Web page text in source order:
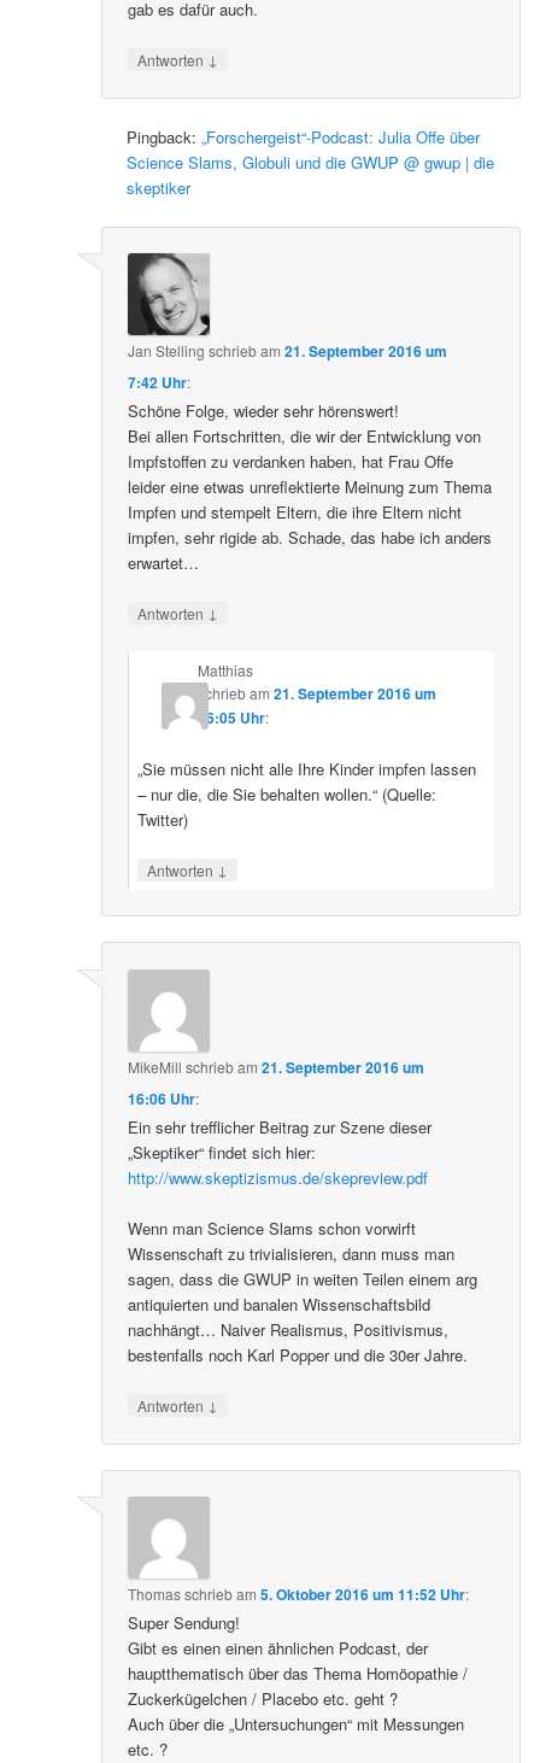
gab es dafür auch.
Antworten ↓
Pingback:„Forschergeist“-Podcast: Julia Offe über
Science Slams, Globuli und die GWUP @ gwup | die
skeptiker
Jan Stelling schriebam21. September 2016 um
7:42 Uhr:
Schöne Folge, wieder sehr hörenswert!
Bei allen Fortschritten, die wir der Entwicklung von
Impfstoffen zu verdanken haben, hat Frau Offe
leider eine etwas unreflektierte Meinung zum Thema
Impfen und stempelt Eltern, die ihre Eltern nicht
impfen, sehr rigide ab. Schade, das habe ich anders
erwartet…
Antworten ↓
Matthias
schriebam 21. September 2016 um
16:05 Uhr:
„Sie müssen nicht alle Ihre Kinder impfen lassen
– nur die, die Sie behalten wollen.“ (Quelle:
Twitter)
Antworten ↓
MikeMill schriebam21. September 2016 um
16:06 Uhr:
Ein sehr trefflicher Beitrag zur Szene dieser
„Skeptiker“ findet sich hier:
http://www.skeptizismus.de/skepreview.pdf
Wenn man Science Slams schon vorwirft
Wissenschaft zu trivialisieren, dann muss man
sagen, dass die GWUP in weiten Teilen einem arg
antiquierten und banalen Wissenschaftsbild
nachhängt… Naiver Realismus, Positivismus,
bestenfalls noch Karl Popper und die 30er Jahre.
Antworten ↓
Thomasschriebam5. Oktober 2016 um 11:52 Uhr:
Super Sendung!
Gibt es einen einen ähnlichen Podcast, der
hauptthematisch über das Thema Homöopathie /
Zuckerkügelchen / Placebo etc. geht ?
Auch über die „Untersuchungen“ mit Messungen
etc. ?